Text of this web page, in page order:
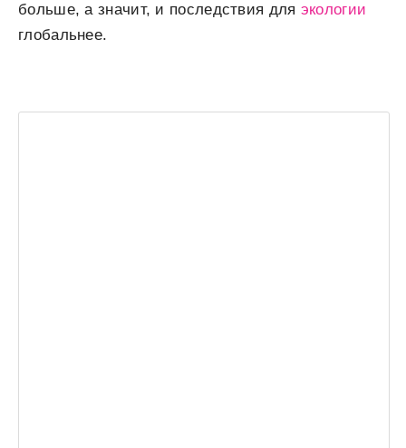
больше, а значит, и последствия для экологии
глобальнее.